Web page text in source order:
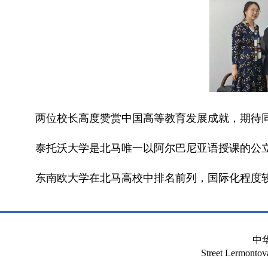
两位校长高度赞赏中国高等教育发展成就，期
泰托沃大学是北马唯一以阿尔巴尼亚语授课的
东南欧大学在北马高校中排名前列，国际化程度
中
Street